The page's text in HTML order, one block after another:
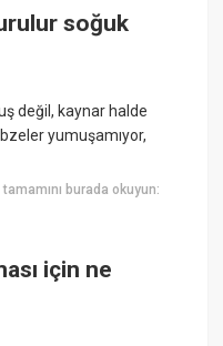
soğuk
değil, kaynar halde
yumuşamıyor,
tamamını burada okuyun:
için ne